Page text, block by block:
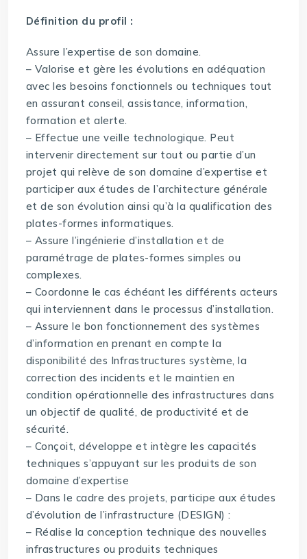
Définition du profil :
Assure l’expertise de son domaine.
– Valorise et gère les évolutions en adéquation
avec les besoins fonctionnels ou techniques tout
en assurant conseil, assistance, information,
formation et alerte.
– Effectue une veille technologique. Peut
intervenir directement sur tout ou partie d’un
projet qui relève de son domaine d’expertise et
participer aux études de l’architecture générale
et de son évolution ainsi qu’à la qualification des
plates-formes informatiques.
– Assure l’ingénierie d’installation et de
paramétrage de plates-formes simples ou
complexes.
– Coordonne le cas échéant les différents acteurs
qui interviennent dans le processus d’installation.
– Assure le bon fonctionnement des systèmes
d’information en prenant en compte la
disponibilité des Infrastructures système, la
correction des incidents et le maintien en
condition opérationnelle des infrastructures dans
un objectif de qualité, de productivité et de
sécurité.
– Conçoit, développe et intègre les capacités
techniques s’appuyant sur les produits de son
domaine d’expertise
– Dans le cadre des projets, participe aux études
d’évolution de l’infrastructure (DESIGN) :
– Réalise la conception technique des nouvelles
infrastructures ou produits techniques